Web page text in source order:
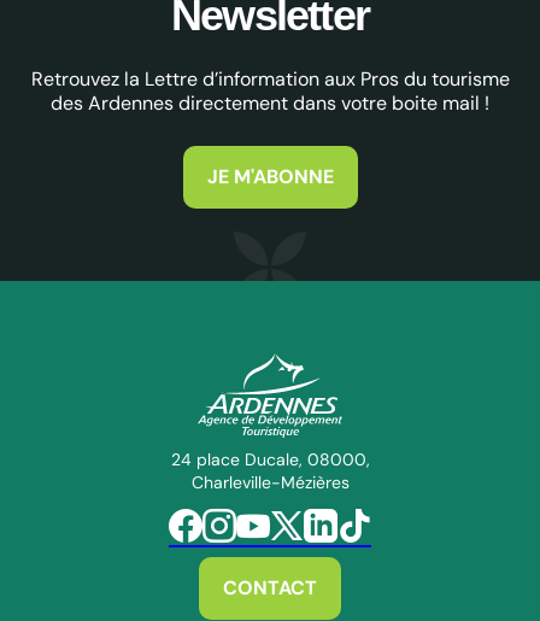
Newsletter
Retrouvez la Lettre d’information aux Pros du tourisme
des Ardennes directement dans votre boite mail !
JE M'ABONNE
ADT des Ardennes Pro
24 place Ducale, 08000,
Charleville-Mézières
Suivez-nous sur Facebook
Suivez-nous sur Instagram
Suivez-nous sur Youtube
Suivez-nous sur Twitter
Suivez-nous sur Linkedin
Suivez-nous sur Tiktok
CONTACT